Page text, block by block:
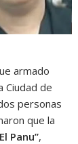
armado
Ciudad de
personas
que la
Panu”,